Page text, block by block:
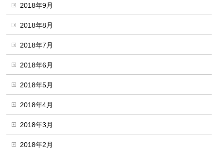
2018年9月
2018年8月
2018年7月
2018年6月
2018年5月
2018年4月
2018年3月
2018年2月